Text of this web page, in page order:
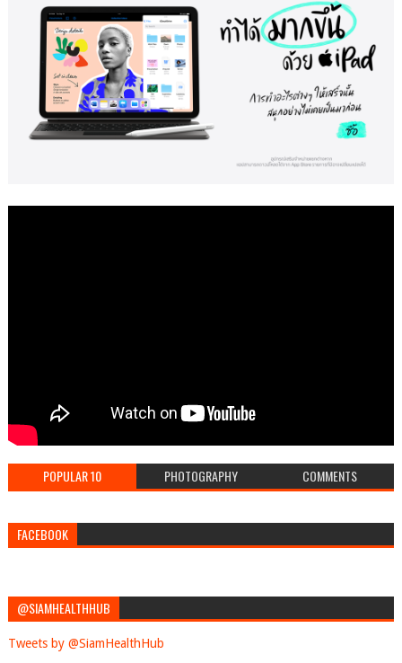
POPULAR 10 PHOTOGRAPHY COMMENTS
FACEBOOK
@SIAMHEALTHHUB
Tweets by @SiamHealthHub